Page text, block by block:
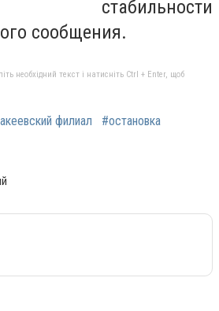
стабильности
сообщения.
необхідний текст і натисніть Ctrl + Enter, щоб
филиал
#остановка